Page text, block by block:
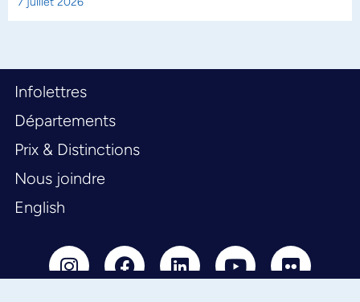
Infolettres
Départements
Prix & Distinctions
Nous joindre
English